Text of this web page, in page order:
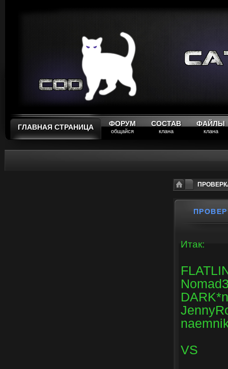
ГЛАВНАЯ СТРАНИЦА ФОРУМ
общайся
СОСТАВ
клана
ФАЙЛЫ
клана
Итак:
VS